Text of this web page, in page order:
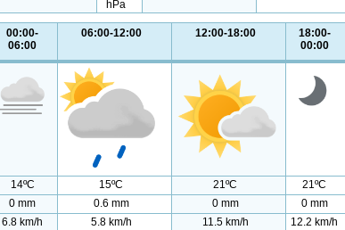
hPa
00:00-
06:00
06:00-12:00 12:00-18:00
18:00-
00:00
14ºC 15ºC 21ºC
21ºC
0 mm 0.6 mm 0 mm
0 mm
6.8 km/h 5.8 km/h 11.5 km/h
12.2 km/h